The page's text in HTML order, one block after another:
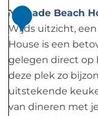
s
P
r
o
e
f
l
1
4
Nomade Beach
Wijds uitzicht,
House is een
gelegen direct op
deze plek zo
uitstekende
van dineren met